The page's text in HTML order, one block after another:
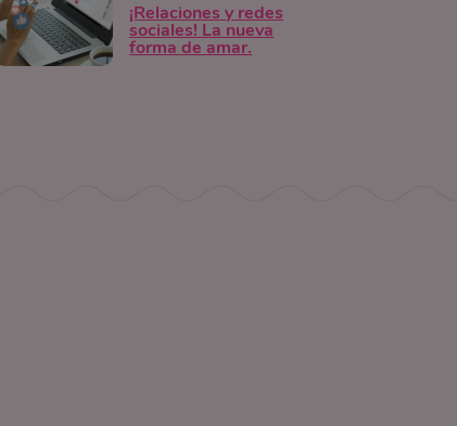
¡Relaciones y redes
sociales! La nueva
forma de amar.